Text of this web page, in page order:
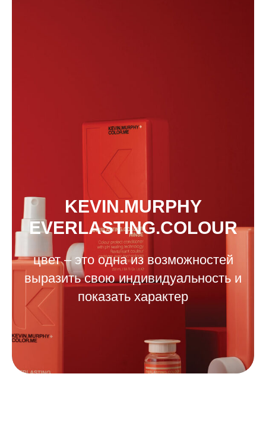
KEVIN.MURPHY
EVERLASTING.COLOUR
цвет – это одна из возможностей
выразить свою индивидуальность и
показать характер